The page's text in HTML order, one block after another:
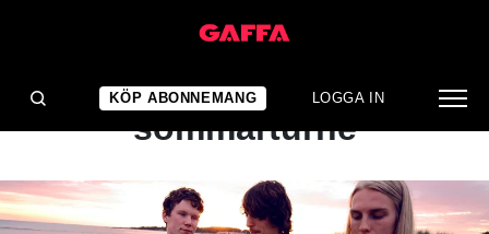
KÖP ABONNEMANG LOGGA IN
NYHET
Caviare Days på
sommarturné